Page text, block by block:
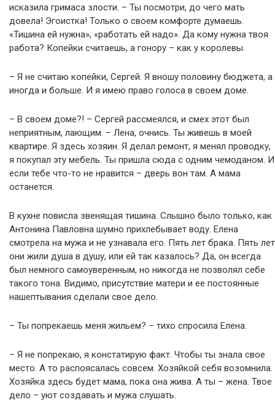
исказила гримаса злости. – Ты посмотри, до чего мать
довела! Эгоистка! Только о своем комфорте думаешь.
«Тишина ей нужна», «работать ей надо». Да кому нужна твоя
работа? Копейки считаешь, а гонору – как у королевы.
– Я не считаю копейки, Сергей. Я вношу половину бюджета, а
иногда и больше. И я имею право голоса в своем доме.
– В своем доме?! – Сергей рассмеялся, и смех этот был
неприятным, лающим. – Лена, очнись. Ты живешь в моей
квартире. Я здесь хозяин. Я делал ремонт, я менял проводку,
я покупал эту мебель. Ты пришла сюда с одним чемоданом. И
если тебе что-то не нравится – дверь вон там. А мама
останется.
В кухне повисла звенящая тишина. Слышно было только, как
Антонина Павловна шумно прихлебывает воду. Елена
смотрела на мужа и не узнавала его. Пять лет брака. Пять лет
они жили душа в душу, или ей так казалось? Да, он всегда
был немного самоуверенным, но никогда не позволял себе
такого тона. Видимо, присутствие матери и ее постоянные
нашептывания сделали свое дело.
– Ты попрекаешь меня жильем? – тихо спросила Елена.
– Я не попрекаю, я констатирую факт. Чтобы ты знала свое
место. А то распоясалась совсем. Хозяйкой себя возомнила.
Хозяйка здесь будет мама, пока она жива. А ты – жена. Твое
дело – уют создавать и мужа слушать.